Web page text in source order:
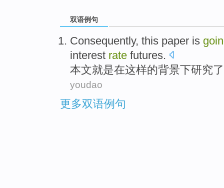
双语例句
Consequently, this paper is
interest rate futures.
本文就是在这样的背景下研究了
youdao
更多双语例句